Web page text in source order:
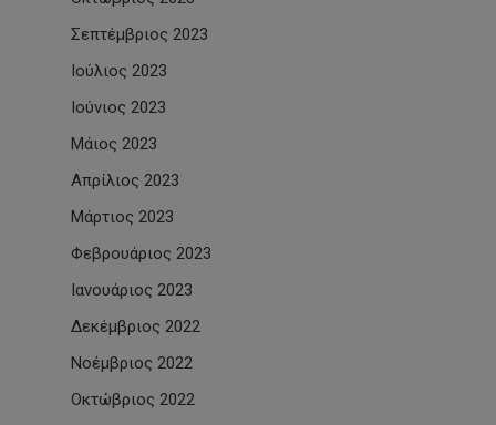
Σεπτέμβριος 2023
Ιούλιος 2023
Ιούνιος 2023
Μάιος 2023
Απρίλιος 2023
Μάρτιος 2023
Φεβρουάριος 2023
Ιανουάριος 2023
Δεκέμβριος 2022
Νοέμβριος 2022
Οκτώβριος 2022